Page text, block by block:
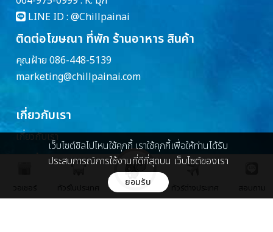
LINE ID : @Chillpainai
ติดต่อโฆษณา ที่พัก ร้านอาหาร สินค้า
คุณฝ้าย 086-448-5139
marketing@chillpainai.com
เกี่ยวกับเรา
เกี่ยวกับเรา
ติดต่อเรา
89 พหลโยธิน ซอย 5 ถ.พหลโยธิน
เว็บไซต์ชิลไปไหนใช้คุกกี้ เราใช้คุกกี้เพื่อให้ท่านได้รับ
ประสบการณ์การใช้งานที่ดีที่สุดบน เว็บไซต์ของเรา
ยอมรับ